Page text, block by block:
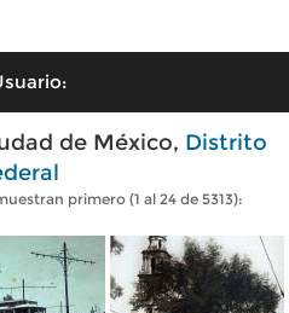
de México, Distrito
primero (1 al 24 de 5313):